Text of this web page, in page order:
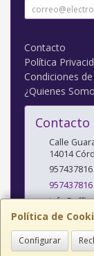
Política de
Configurar
Contacto
Política
Condiciones
¿Quienes
Contacto
Calle
14014
957437816
957437816
Horario